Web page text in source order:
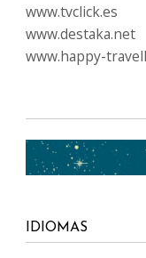
www.tvclick.es
www.destaka.net
www.happy-
IDIOMAS